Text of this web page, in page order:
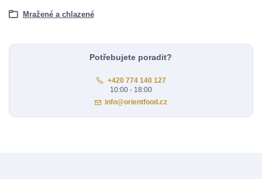
Mražené a chlazené
Potřebujete poradit?
+420 774 140 127
10:00 - 18:00
info@orientfood.cz